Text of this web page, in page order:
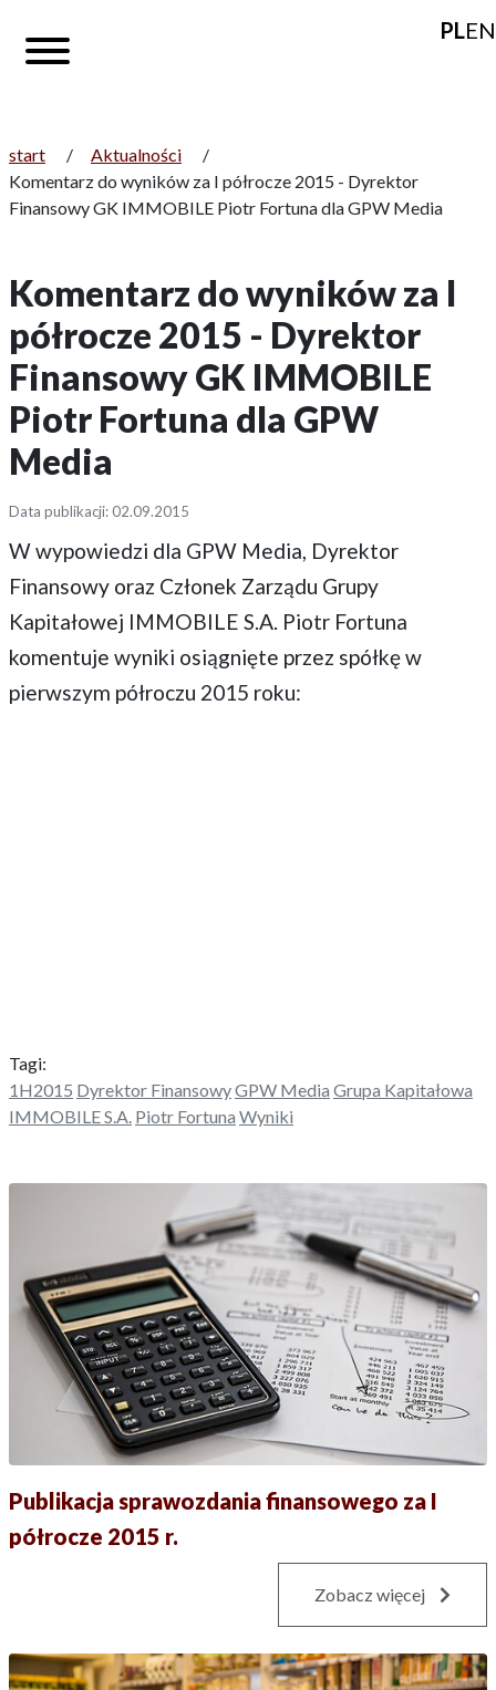
PLEN
start / Aktualności
/
Komentarz do wyników za I półrocze 2015 - Dyrektor
Finansowy GK IMMOBILE Piotr Fortuna dla GPW Media
Komentarz do wyników za I
półrocze 2015 - Dyrektor
Finansowy GK IMMOBILE
Piotr Fortuna dla GPW
Media
Data publikacji: 02.09.2015
W wypowiedzi dla GPW Media, Dyrektor
Finansowy oraz Członek Zarządu Grupy
Kapitałowej IMMOBILE S.A. Piotr Fortuna
komentuje wyniki osiągnięte przez spółkę w
pierwszym półroczu 2015 roku:
Tagi:
1H2015 Dyrektor FinansowyGPW Media Grupa Kapitałowa
IMMOBILE S.A. Piotr Fortuna Wyniki
Publikacja sprawozdania finansowego za I
półrocze 2015 r.
Zobacz więcej